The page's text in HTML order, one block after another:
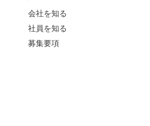
会社を知る
社員を知る
募集要項